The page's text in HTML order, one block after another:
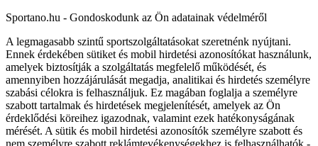
Sportano.hu - Gondoskodunk az Ön adatainak védelméről
A legmagasabb szintű sportszolgáltatásokat szeretnénk nyújtani.
Ennek érdekében sütiket és mobil hirdetési azonosítókat használunk,
amelyek biztosítják a szolgáltatás megfelelő működését, és
amennyiben hozzájárulását megadja, analitikai és hirdetés személyre
szabási célokra is felhasználjuk. Ez magában foglalja a személyre
szabott tartalmak és hirdetések megjelenítését, amelyek az Ön
érdeklődési köreihez igazodnak, valamint ezek hatékonyságának
mérését. A sütik és mobil hirdetési azonosítók személyre szabott és
nem személyre szabott reklámtevékenységekhez is felhasználhatók -